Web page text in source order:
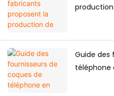
Guide des
téléphone